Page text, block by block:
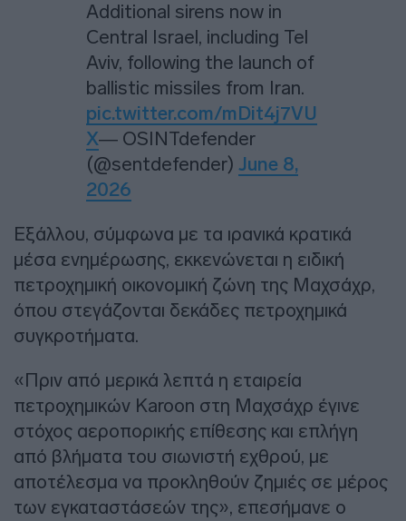
Additional sirens now in
Central Israel, including Tel
Aviv, following the launch of
ballistic missiles from Iran.
pic.twitter.com/mDit4j7VU
X— OSINTdefender
(@sentdefender) June 8,
2026
Εξάλλου, σύμφωνα με τα ιρανικά κρατικά
μέσα ενημέρωσης, εκκενώνεται η ειδική
πετροχημική οικονομική ζώνη της Μαχσάχρ,
όπου στεγάζονται δεκάδες πετροχημικά
συγκροτήματα.
«Πριν από μερικά λεπτά η εταιρεία
πετροχημικών Karoon στη Μαχσάχρ έγινε
στόχος αεροπορικής επίθεσης και επλήγη
από βλήματα του σιωνιστή εχθρού, με
αποτέλεσμα να προκληθούν ζημιές σε μέρος
των εγκαταστάσεών της», επεσήμανε ο